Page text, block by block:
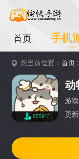
首页 手机
您当前位置：首页
8559℃
动
游戏
更